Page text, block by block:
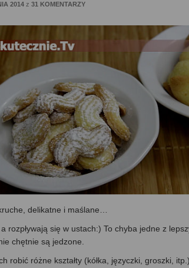
2014 z 31 KOMENTARZY
delikatne i maślane…
rozpływają się w ustach:) To chyba jedne z
chętnie są jedzone.
robić różne kształty (kółka, języczki, groszki,